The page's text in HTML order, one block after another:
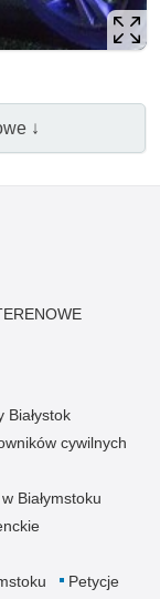
↓
Białystok
cywilnych
Białymstoku
Petycje